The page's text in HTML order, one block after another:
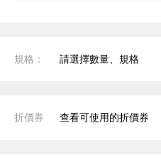
規格： 請選擇數量、規格
折價券 查看可使用的折價券